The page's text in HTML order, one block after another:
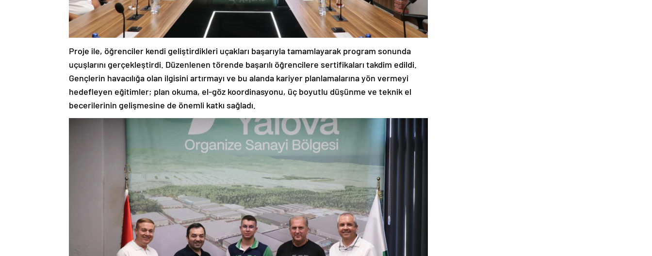
Proje ile, öğrenciler kendi geliştirdikleri uçakları başarıyla tamamlayarak program sonunda
uçuşlarını gerçekleştirdi. Düzenlenen törende başarılı öğrencilere sertifikaları takdim edildi.
Gençlerin havacılığa olan ilgisini artırmayı ve bu alanda kariyer planlamalarına yön vermeyi
hedefleyen eğitimler; plan okuma, el-göz koordinasyonu, üç boyutlu düşünme ve teknik el
becerilerinin gelişmesine de önemli katkı sağladı.